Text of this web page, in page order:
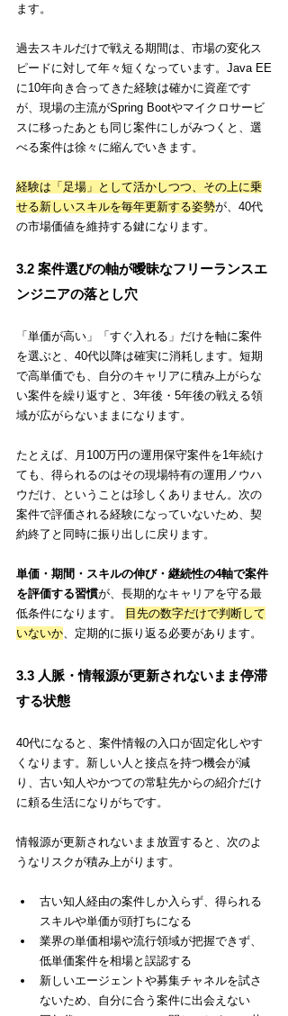
ます。
過去スキルだけで戦える期間は、市場の変化ス
ピードに対して年々短くなっています。Java EE
に10年向き合ってきた経験は確かに資産です
が、現場の主流がSpring Bootやマイクロサービ
スに移ったあとも同じ案件にしがみつくと、選
べる案件は徐々に縮んでいきます。
経験は「足場」として活かしつつ、その上に乗
せる新しいスキルを毎年更新する姿勢が、40代
の市場価値を維持する鍵になります。
3.2 案件選びの軸が曖昧なフリーランスエ
ンジニアの落とし穴
「単価が高い」「すぐ入れる」だけを軸に案件
を選ぶと、40代以降は確実に消耗します。短期
で高単価でも、自分のキャリアに積み上がらな
い案件を繰り返すと、3年後・5年後の戦える領
域が広がらないままになります。
たとえば、月100万円の運用保守案件を1年続け
ても、得られるのはその現場特有の運用ノウハ
ウだけ、ということは珍しくありません。次の
案件で評価される経験になっていないため、契
約終了と同時に振り出しに戻ります。
単価・期間・スキルの伸び・継続性の4軸で案件
を評価する習慣が、長期的なキャリアを守る最
低条件になります。
目先の数字だけで判断して
いないか、定期的に振り返る必要があります。
3.3 人脈・情報源が更新されないまま停滞
する状態
40代になると、案件情報の入口が固定化しやす
くなります。新しい人と接点を持つ機会が減
り、古い知人やかつての常駐先からの紹介だけ
に頼る生活になりがちです。
情報源が更新されないまま放置すると、次のよ
うなリスクが積み上がります。
古い知人経由の案件しか入らず、得られる
スキルや単価が頭打ちになる
業界の単価相場や流行領域が把握できず、
低単価案件を相場と誤認する
新しいエージェントや募集チャネルを試さ
ないため、自分に合う案件に出会えない